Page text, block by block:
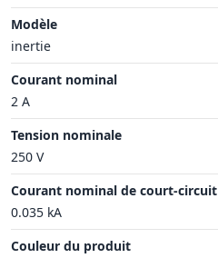
Modèle
inertie
Courant nominal
2 A
Tension nominale
250 V
Courant nominal de court-circuit
0.035 kA
Couleur du produit